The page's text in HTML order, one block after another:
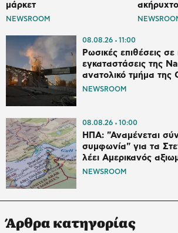
μάρκετ
NEWSROOM
08.08.26 11:00
Ρωσικές επιθέσεις σε
εγκαταστάσεις της
ανατολικό τμήμα της
NEWSROOM
08.08.26 10:00
ΗΠΑ: "Αναμένεται
συμφωνία" για τα
λέει Αμερικανός
NEWSROOM
Άρθρα κατηγορίας